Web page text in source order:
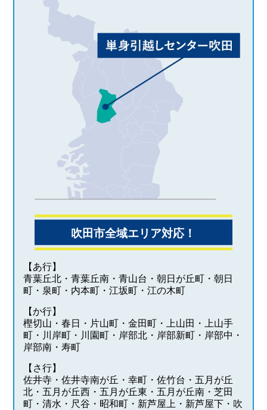
吹田市全域エリア対応！
【あ行】
青葉丘北・青葉丘南・青山台・朝日が丘町・朝日
町・泉町・内本町・江坂町・江の木町
【か行】
樫切山・春日・片山町・金田町・上山田・上山手
町・川岸町・川園町・岸部北・岸部新町・岸部中・
岸部南・寿町
【さ行】
佐井寺・佐井寺南が丘・幸町・佐竹台・五月が丘
北・五月が丘西・五月が丘東・五月が丘南・芝田
町・清水・尺谷・昭和町・新芦屋上・新芦屋下・吹